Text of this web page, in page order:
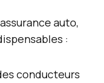
auto,
:
conducteurs